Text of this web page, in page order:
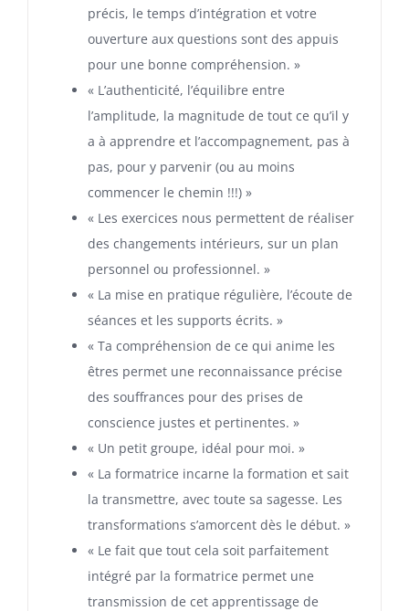
précis, le temps d’intégration et votre
ouverture aux questions sont des appuis
pour une bonne compréhension. »
« L’authenticité, l’équilibre entre
l’amplitude, la magnitude de tout ce qu’il y
a à apprendre et l’accompagnement, pas à
pas, pour y parvenir (ou au moins
commencer le chemin !!!) »
« Les exercices nous permettent de réaliser
des changements intérieurs, sur un plan
personnel ou professionnel. »
« La mise en pratique régulière, l’écoute de
séances et les supports écrits. »
« Ta compréhension de ce qui anime les
êtres permet une reconnaissance précise
des souffrances pour des prises de
conscience justes et pertinentes. »
« Un petit groupe, idéal pour moi. »
« La formatrice incarne la formation et sait
la transmettre, avec toute sa sagesse. Les
transformations s’amorcent dès le début. »
« Le fait que tout cela soit parfaitement
intégré par la formatrice permet une
transmission de cet apprentissage de